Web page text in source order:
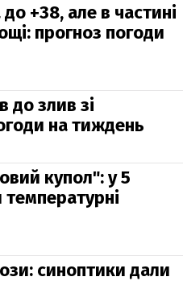
+38, але в частині
прогноз погоди
до злив зі
на тиждень
купол": у 5
температурні
синоптики дали